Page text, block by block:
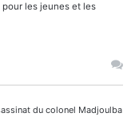
pour les jeunes et les
du colonel Madjoulba